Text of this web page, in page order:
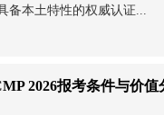
备本土特性的权威认证...
2026报考条件与价值